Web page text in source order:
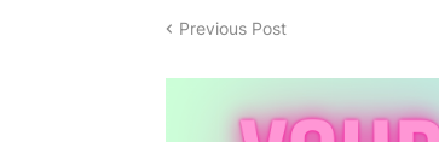
Previous Post